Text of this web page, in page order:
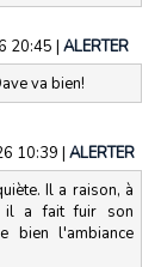
20:45 | ALERTER
va bien!
10:39 | ALERTER
Il a raison, à
il a fait fuir son
bien l'ambiance